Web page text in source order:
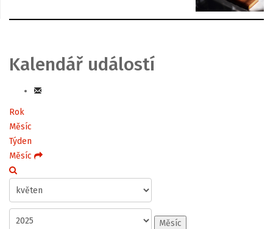
Kalendář událostí
Rok
Měsíc
Týden
Měsíc
Měsíc